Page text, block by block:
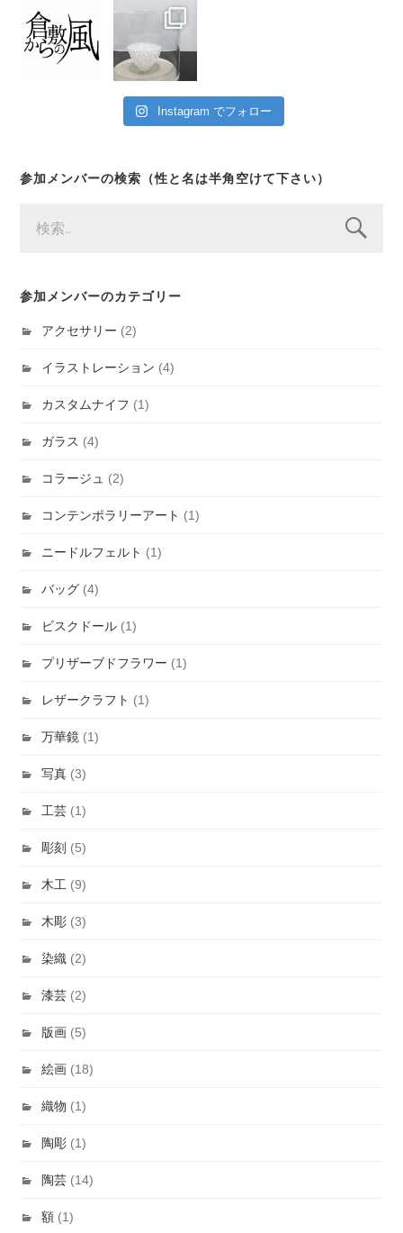
Instagram でフォロー
参加メンバーの検索（性と名は半角空けて下さい）
索:
参加メンバーのカテゴリー
アクセサリー (2)
イラストレーション (4)
カスタムナイフ (1)
ガラス (4)
コラージュ (2)
コンテンポラリーアート (1)
ニードルフェルト (1)
バッグ (4)
ビスクドール (1)
プリザーブドフラワー (1)
レザークラフト (1)
万華鏡 (1)
写真 (3)
工芸 (1)
彫刻 (5)
木工 (9)
木彫 (3)
染織 (2)
漆芸 (2)
版画 (5)
絵画 (18)
織物 (1)
陶彫 (1)
陶芸 (14)
額 (1)